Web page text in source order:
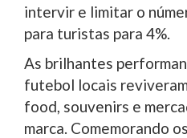
intervir e limitar o
para turistas para 4%.
As brilhantes
futebol locais
food, souvenirs e
marca. Comemorando